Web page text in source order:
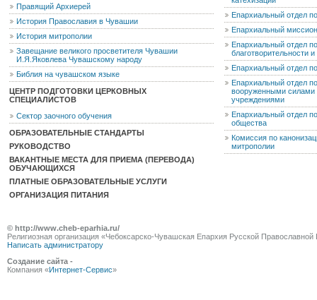
Правящий Архиерей
История Православия в Чувашии
История митрополии
Завещание великого просветителя Чувашии
И.Я.Яковлева Чувашскому народу
Библия на чувашском языке
ЦЕНТР ПОДГОТОВКИ ЦЕРКОВНЫХ
СПЕЦИАЛИСТОВ
Сектор заочного обучения
ОБРАЗОВАТЕЛЬНЫЕ СТАНДАРТЫ
РУКОВОДСТВО
ВАКАНТНЫЕ МЕСТА ДЛЯ ПРИЕМА (ПЕРЕВОДА)
ОБУЧАЮЩИХСЯ
ПЛАТНЫЕ ОБРАЗОВАТЕЛЬНЫЕ УСЛУГИ
ОРГАНИЗАЦИЯ ПИТАНИЯ
Епархиальный отдел
Епархиальный
Епархиальный отдел
благотворительности
Епархиальный отдел
Епархиальный отдел
вооруженными силами
учреждениями
Епархиальный отдел
общества
Комиссия по
митрополии
© http://www.cheb-eparhia.ru/
Религиозная организация «Чебоксарско-Чувашская Епархия Русской
Написать администратору
Создание сайта -
Компания «Интернет-Сервис»